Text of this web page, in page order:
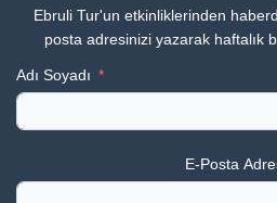
Ebruli Tur'un etkinliklerinden
posta adresinizi yazarak haftalık
Adı Soyadı
E-Posta